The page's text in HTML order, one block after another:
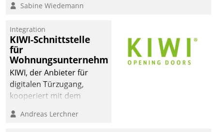
Sabine Wiedemann
Integration
KIWI-Schnittstelle
für
Wohnungsunternehmen
KIWI, der Anbieter für
digitalen Türzugang,
kooperiert mit dem
Softwareentwicklungshaus
Andreas Lerchner